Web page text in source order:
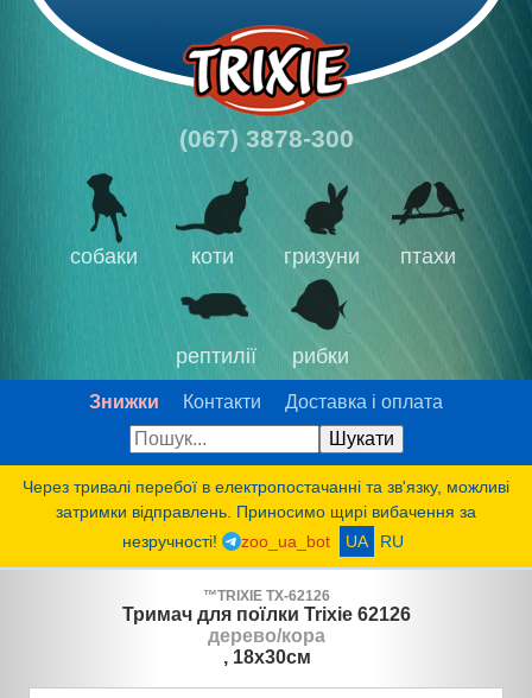
(067) 3878-300
собаки коти гризуни птахи
рептилії рибки
Знижки Контакти Доставка і оплата
Через тривалі перебої в електропостачанні та зв'язку, можливі
затримки відправлень. Приносимо щирі вибачення за
незручності!
zoo_ua_bot UA RU
™TRIXIE TX-62126
Тримач для поїлки Trixie 62126
дерево/кора
, 18х30см